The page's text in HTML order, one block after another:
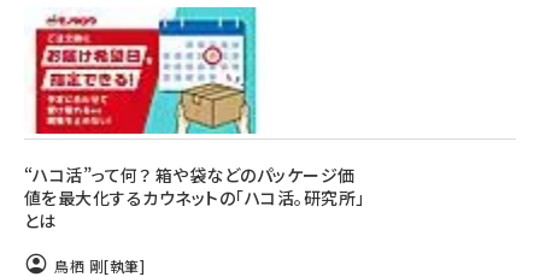
“ハコ活”って何？ 箱や袋などのパッケージ価
値を最大化するカウネットの「ハコ活。研究所」
とは
鳥栖 剛[執筆]